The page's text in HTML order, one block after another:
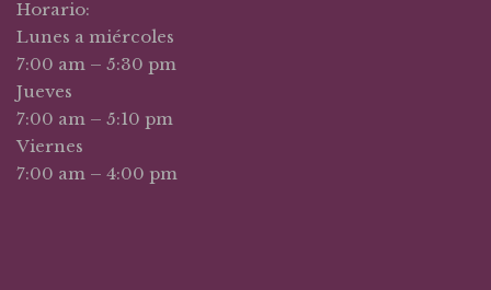
Horario:
Lunes a miércoles
7:00 am – 5:30 pm
Jueves
7:00 am – 5:10 pm
Viernes
7:00 am – 4:00 pm